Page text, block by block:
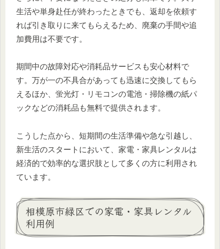
生活や単身赴任が終わったときでも、返却を依頼す
れば引き取りに来てもらえるため、廃棄の手間や追
加費用は不要です。
期間中の故障対応や消耗品サービスも安心材料で
す。万が一の不具合があっても迅速に交換してもら
えるほか、蛍光灯・リモコンの電池・掃除機の紙パ
ックなどの消耗品も無料で提供されます。
こうした点から、短期間の生活準備や急な引越し、
新生活のスタートにおいて、家電・家具レンタルは
経済的で効率的な選択肢として多くの方に利用され
ています。
相模原市緑区での家電・家具レンタル
利用例